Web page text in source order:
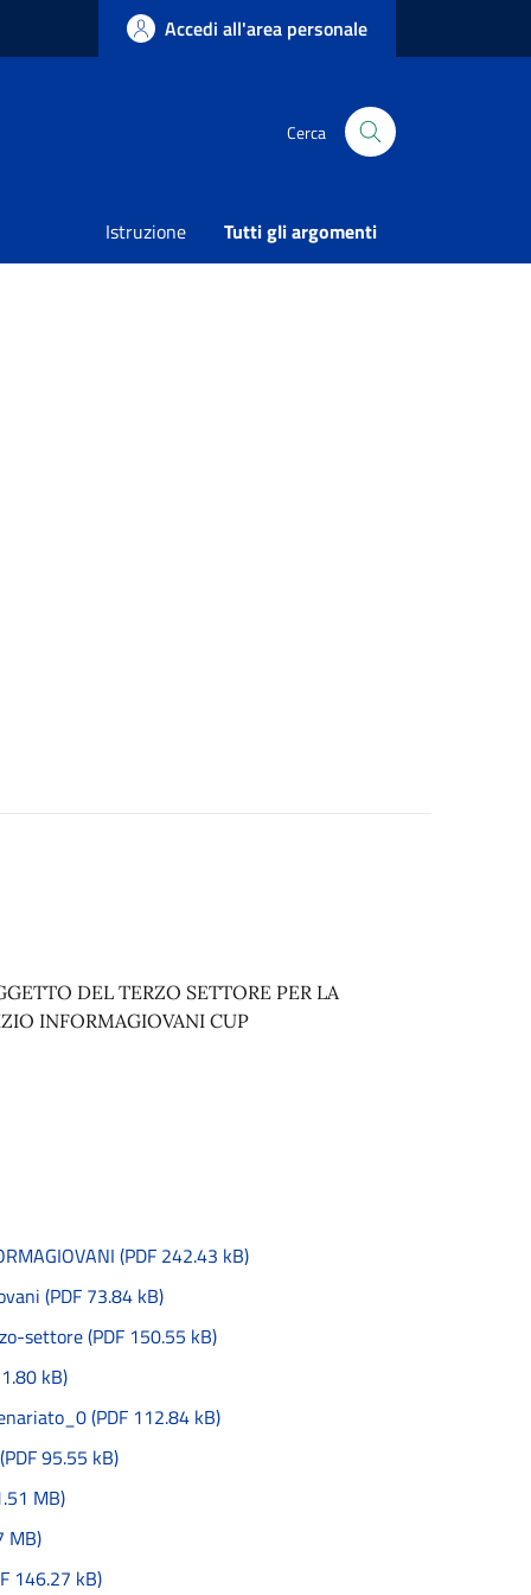
Accedi all'area personale
Cerca
Istruzione Tutti gli argomenti
GESTIONE DEL SERVIZIO INFORMAGIOVANI
Condividi Vedi azioni
DEL TERZO SETTORE PER LA
INFORMAGIOVANI CUP
(PDF 242.43 kB)
(PDF 73.84 kB)
settore (PDF 150.55 kB)
kB)
(PDF 112.84 kB)
95.55 kB)
MB)
MB)
146.27 kB)